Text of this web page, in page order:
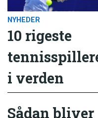
NYHEDER
10 rigeste
i verden
Sådan bliver